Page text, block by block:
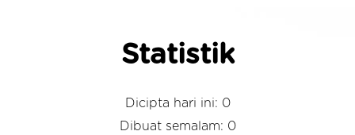
Statistik
Dicipta hari ini: 0
Dibuat semalam: 0